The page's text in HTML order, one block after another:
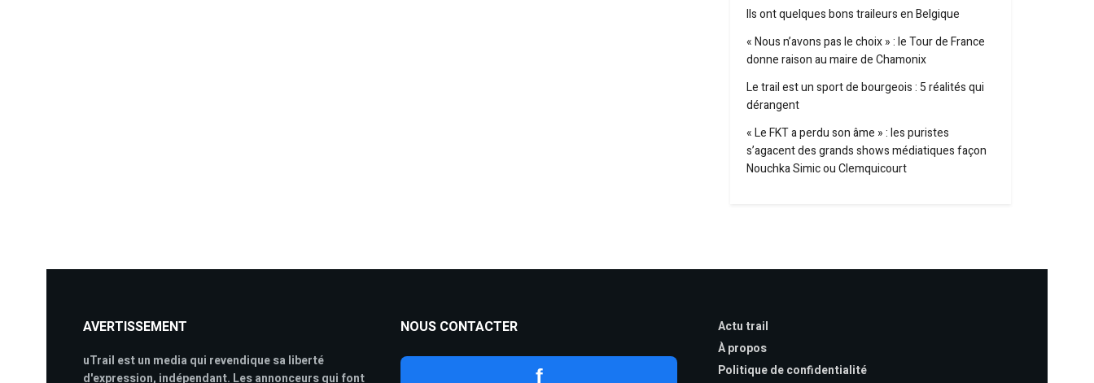
Ils ont quelques bons traileurs en Belgique
« Nous n’avons pas le choix » : le Tour de France
donne raison au maire de Chamonix
Le trail est un sport de bourgeois : 5 réalités qui
dérangent
« Le FKT a perdu son âme » : les puristes
s’agacent des grands shows médiatiques façon
Nouchka Simic ou Clemquicourt
AVERTISSEMENT
uTrail est un media qui revendique sa liberté
d'expression, indépendant. Les annonceurs qui font
NOUS CONTACTER
f
Actu trail
À propos
Politique de confidentialité